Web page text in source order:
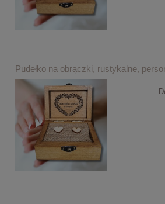
Pudełko na obrączki, rustykalne,